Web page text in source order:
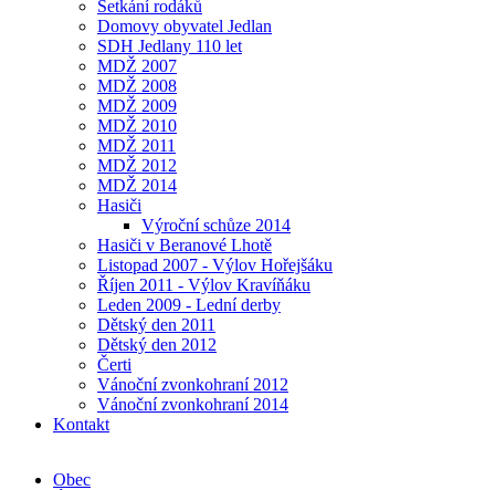
Setkání rodáků
Domovy obyvatel Jedlan
SDH Jedlany 110 let
MDŽ 2007
MDŽ 2008
MDŽ 2009
MDŽ 2010
MDŽ 2011
MDŽ 2012
MDŽ 2014
Hasiči
Výroční schůze 2014
Hasiči v Beranové Lhotě
Listopad 2007 - Výlov Hořejšáku
Říjen 2011 - Výlov Kravíňáku
Leden 2009 - Lední derby
Dětský den 2011
Dětský den 2012
Čerti
Vánoční zvonkohraní 2012
Vánoční zvonkohraní 2014
Kontakt
Obec